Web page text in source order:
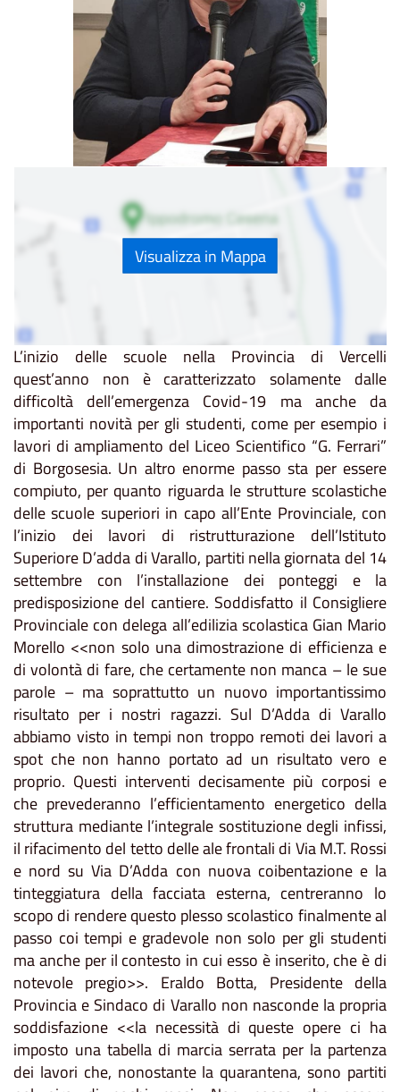
Visualizza in Mappa
L’inizio delle scuole nella Provincia di Vercelli
quest’anno non è caratterizzato solamente dalle
difficoltà dell’emergenza Covid-19 ma anche da
importanti novità per gli studenti, come per esempio i
lavori di ampliamento del Liceo Scientifico “G. Ferrari”
di Borgosesia. Un altro enorme passo sta per essere
compiuto, per quanto riguarda le strutture scolastiche
delle scuole superiori in capo all’Ente Provinciale, con
l’inizio dei lavori di ristrutturazione dell’Istituto
Superiore D’adda di Varallo, partiti nella giornata del 14
settembre con l’installazione dei ponteggi e la
predisposizione del cantiere. Soddisfatto il Consigliere
Provinciale con delega all’edilizia scolastica Gian Mario
Morello <<non solo una dimostrazione di efficienza e
di volontà di fare, che certamente non manca – le sue
parole – ma soprattutto un nuovo importantissimo
risultato per i nostri ragazzi. Sul D’Adda di Varallo
abbiamo visto in tempi non troppo remoti dei lavori a
spot che non hanno portato ad un risultato vero e
proprio. Questi interventi decisamente più corposi e
che prevederanno l’efficientamento energetico della
struttura mediante l’integrale sostituzione degli infissi,
il rifacimento del tetto delle ale frontali di Via M.T. Rossi
e nord su Via D’Adda con nuova coibentazione e la
tinteggiatura della facciata esterna, centreranno lo
scopo di rendere questo plesso scolastico finalmente al
passo coi tempi e gradevole non solo per gli studenti
ma anche per il contesto in cui esso è inserito, che è di
notevole pregio>>. Eraldo Botta, Presidente della
Provincia e Sindaco di Varallo non nasconde la propria
soddisfazione <<la necessità di queste opere ci ha
imposto una tabella di marcia serrata per la partenza
dei lavori che, nonostante la quarantena, sono partiti